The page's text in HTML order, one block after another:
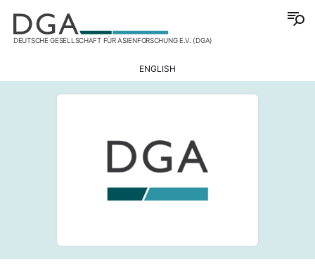
DEUTSCHE GESELLSCHAFT FÜR ASIENFORSCHUNG E.V. (DGA)
ENGLISH